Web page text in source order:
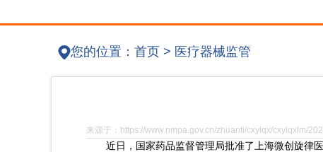
您的位置： 首页 > 医疗器械监管
来源于：https://www.nmpa.gov.cn/zhuanti/cxylqx/cxylqxlm/
近日，国家药品监督管理局批准了上海微创旋律医